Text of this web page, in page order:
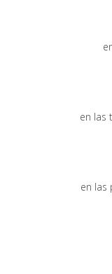
en las
en las